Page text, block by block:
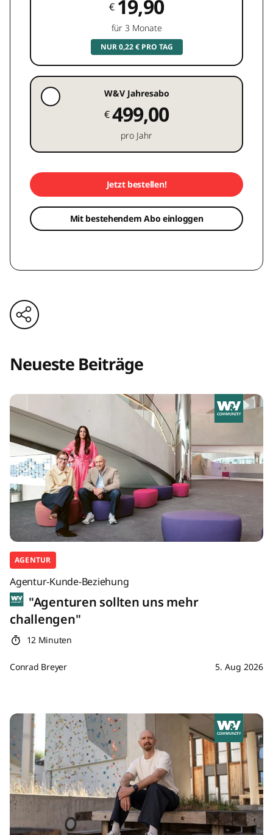
€ 19,90
für 3 Monate
NUR 0,22 € PRO TAG
W&V Jahresabo
€499,00
pro Jahr
Jetzt bestellen!
Mit bestehendem Abo einloggen
Neueste Beiträge
AGENTUR
Agentur-Kunde-Beziehung
"Agenturen sollten uns mehr
challengen"
12 Minuten
Conrad Breyer 5. Aug 2026